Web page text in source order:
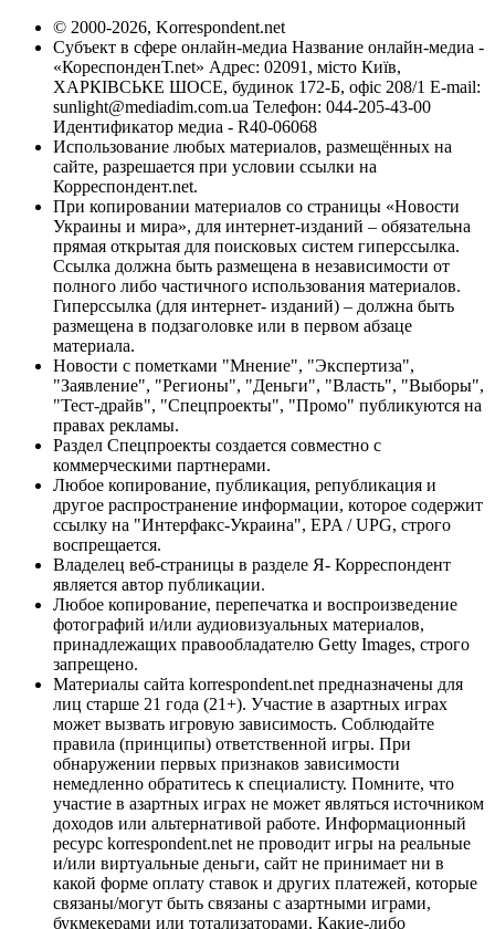
© 2000-2026, Korrespondent.net
Субъект в сфере онлайн-медиа Название онлайн-медиа -
«КореспонденТ.net» Адрес: 02091, місто Київ,
ХАРКІВСЬКЕ ШОСЕ, будинок 172-Б, офіс 208/1 E-mail:
sunlight@mediadim.com.ua Телефон: 044-205-43-00
Идентификатор медиа - R40-06068
Использование любых материалов, размещённых на
сайте, разрешается при условии ссылки на
Корреспондент.net.
При копировании материалов со страницы «Новости
Украины и мира», для интернет-изданий – обязательна
прямая открытая для поисковых систем гиперссылка.
Ссылка должна быть размещена в независимости от
полного либо частичного использования материалов.
Гиперссылка (для интернет- изданий) – должна быть
размещена в подзаголовке или в первом абзаце
материала.
Новости с пометками "Мнение", "Экспертиза",
"Заявление", "Регионы", "Деньги", "Власть", "Выборы",
"Тест-драйв", "Спецпроекты", "Промо" публикуются на
правах рекламы.
Раздел Спецпроекты создается совместно с
коммерческими партнерами.
Любое копирование, публикация, републикация и
другое распространение информации, которое содержит
ссылку на "Интерфакс-Украина", EPA / UPG, строго
воспрещается.
Владелец веб-страницы в разделе Я- Корреспондент
является автор публикации.
Любое копирование, перепечатка и воспроизведение
фотографий и/или аудиовизуальных материалов,
принадлежащих правообладателю Getty Images, строго
запрещено.
Материалы сайта korrespondent.net предназначены для
лиц старше 21 года (21+). Участие в азартных играх
может вызвать игровую зависимость. Соблюдайте
правила (принципы) ответственной игры. При
обнаружении первых признаков зависимости
немедленно обратитесь к специалисту. Помните, что
участие в азартных играх не может являться источником
доходов или альтернативой работе. Информационный
ресурс korrespondent.net не проводит игры на реальные
и/или виртуальные деньги, сайт не принимает ни в
какой форме оплату ставок и других платежей, которые
связаны/могут быть связаны с азартными играми,
букмекерами или тотализаторами. Какие-либо